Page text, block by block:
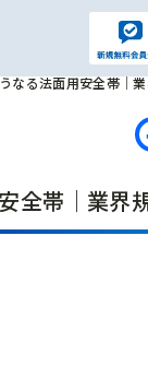
なる法面用安全帯｜
全帯｜業界